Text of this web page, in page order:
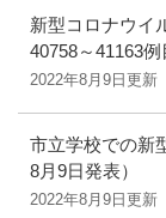
新型コロナウイ
40758～41163例
2022年8月9日更新
市立学校での新
8月9日発表）
2022年8月9日更新